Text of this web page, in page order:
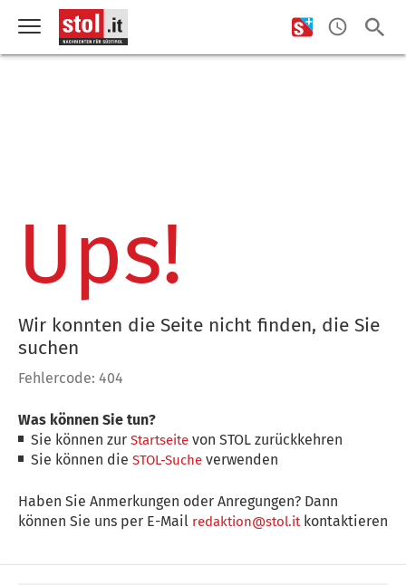
Ups!
Wir konnten die Seite nicht finden, die Sie
suchen
Fehlercode: 404
Was können Sie tun?
Sie können zurStartseite von STOL zurückkehren
Sie können dieSTOL-Suche verwenden
Haben Sie Anmerkungen oder Anregungen? Dann
können Sie uns per E-Mail redaktion@stol.itkontaktieren